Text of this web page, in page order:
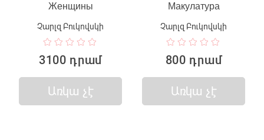
Женщины
Չարլզ Բուկովսկի
3100 դրամ
Առկա չէ
Макулатура
Չարլզ Բուկովսկի
800 դրամ
Առկա չէ